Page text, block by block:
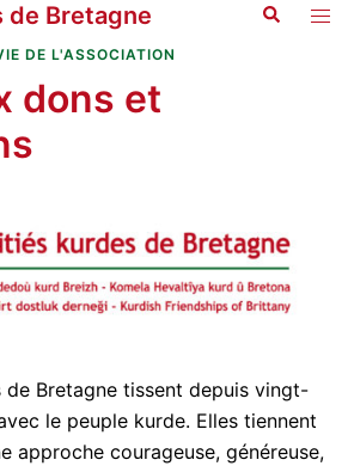
de Bretagne
DE L'ASSOCIATION
dons et
de Bretagne tissent depuis vingt-
le peuple kurde. Elles tiennent
approche courageuse, généreuse,